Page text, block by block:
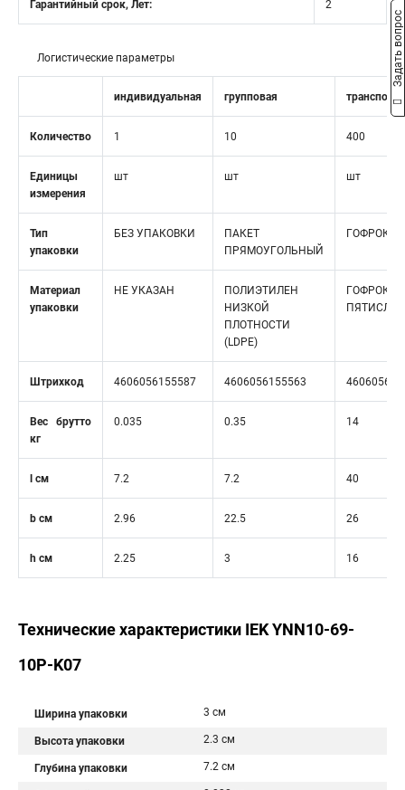
Гарантийный срок, Лет: 2
Логистические параметры
индивидуальная групповая
Количество 1 10 400
Единицы
измерения
шт шт шт
Тип
упаковки
БЕЗ УПАКОВКИ
ПАКЕТ
ПРЯМОУГОЛЬНЫЙ
Материал
упаковки
НЕ УКАЗАН
ПОЛИЭТИЛЕН
НИЗКОЙ
ПЛОТНОСТИ
(LDPE)
Штрихкод 4606056155587 4606056155563
Вес брутто
кг
0.035 0.35 14
l см 7.2 7.2 40
b см 2.96 22.5 26
h см 2.25 3 16
Технические характеристики IEK YNN10-69-
10P-K07
Ширина упаковки 3 см
Высота упаковки 2.3 см
Глубина упаковки 7.2 см
Задать вопрос